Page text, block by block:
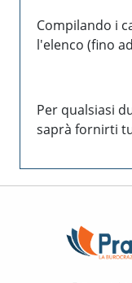
Compilando i
l'elenco (fino
Per qualsiasi
saprà fornirti